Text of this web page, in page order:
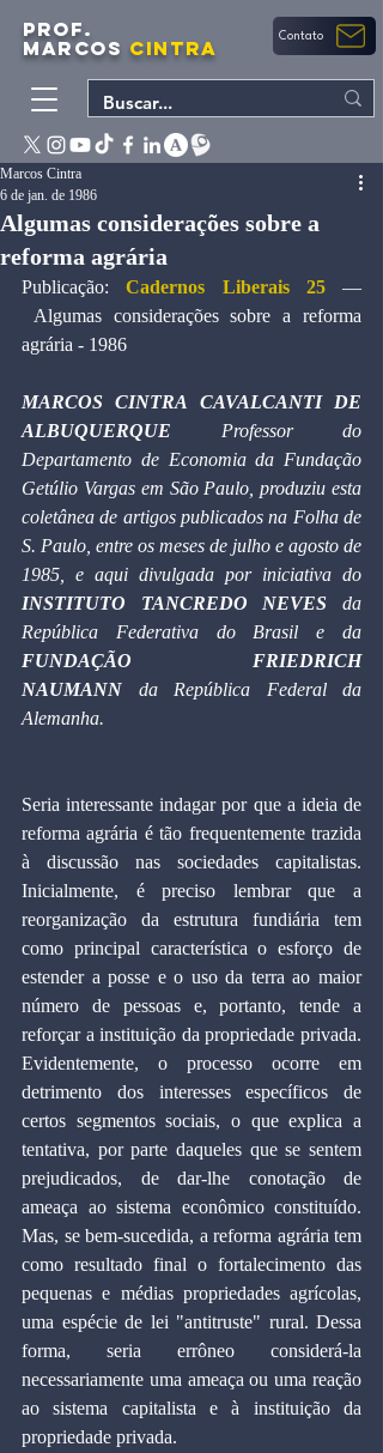
PROF.
MARCOS CINTRA Contato
Algumas considerações sobre a
reforma agrária
Marcos Cintra
6 de jan. de 1986
Publicação: Cadernos Liberais 25 —
Algumas considerações sobre a reforma
agrária - 1986
MARCOS CINTRA CAVALCANTI DE
ALBUQUERQUE Professor do
Departamento de Economia da Fundação
Getúlio Vargas em São Paulo, produziu esta
coletânea de artigos publicados na Folha de
S. Paulo, entre os meses de julho e agosto de
INSTITUTO TANCREDO NEVES da
FUNDAÇÃO FRIEDRICH
NAUMANN da República Federal da
Alemanha.
Seria interessante indagar por que a ideia de
reforma agrária é tão frequentemente trazida
à discussão nas sociedades capitalistas.
Inicialmente, é preciso lembrar que a
reorganização da estrutura fundiária tem
como principal característica o esforço de
estender a posse e o uso da terra ao maior
número de pessoas e, portanto, tende a
reforçar a instituição da propriedade privada.
Evidentemente, o processo ocorre em
detrimento dos interesses específicos de
certos segmentos sociais, o que explica a
tentativa, por parte daqueles que se sentem
prejudicados, de dar-lhe conotação de
ameaça ao sistema econômico constituído.
Mas, se bem-sucedida, a reforma agrária tem
como resultado final o fortalecimento das
pequenas e médias propriedades agrícolas,
uma espécie de lei "antitruste" rural. Dessa
forma, seria errôneo considerá-la
necessariamente uma ameaça ou uma reação
ao sistema capitalista e à instituição da
propriedade privada.